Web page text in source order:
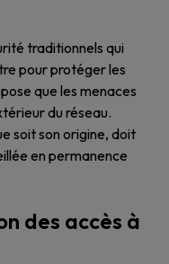
traditionnels qui
pour protéger les
que les menaces
du réseau.
soit son origine, doit
en permanence
des accès à